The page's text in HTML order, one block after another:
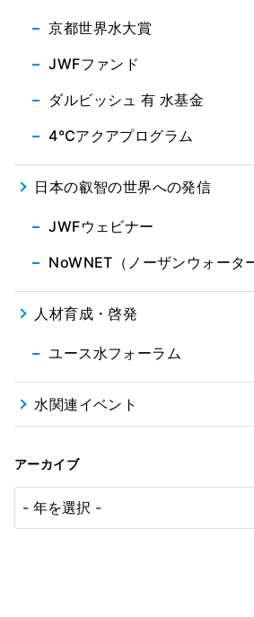
京都世界水大賞
JWFファンド
ダルビッシュ 有 水基金
4℃アクアプログラム
日本の叡智の世界への発信
JWFウェビナー
NoWNET（ノーザンウォータ
人材育成・啓発
ユース水フォーラム
水関連イベント
アーカイブ